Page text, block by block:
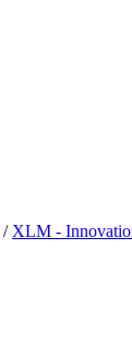
/ XLM -